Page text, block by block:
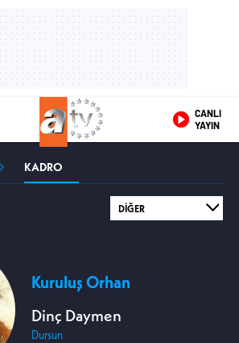
CANLI
YAYIN
KADRO
Kuruluş Orhan
Dinç Daymen
Dursun